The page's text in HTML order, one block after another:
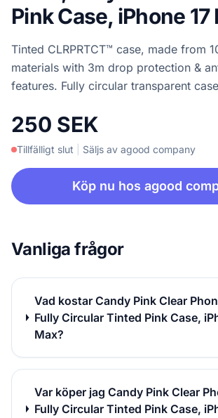
Pink Case, iPhone 17
Tinted CLRPRTCT™ case, made from
materials with 3m drop protection &
features. Fully circular transparent
250 SEK
Tillfälligt slut Säljs av agood company
Köp nu hos agood
Vanliga frågor
Vad kostar Candy Pink Clear
Fully Circular Tinted Pink Case,
Max?
Var köper jag Candy Pink Clear
Fully Circular Tinted Pink Case,